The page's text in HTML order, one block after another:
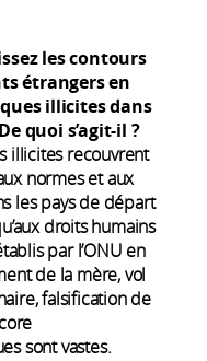
les contours
étrangers en
illicites dans
quoi s’agit-il ?
illicites recouvrent
normes et aux
les pays de départ
droits humains
par l’ONU en
de la mère, vol
falsification de
sont vastes.